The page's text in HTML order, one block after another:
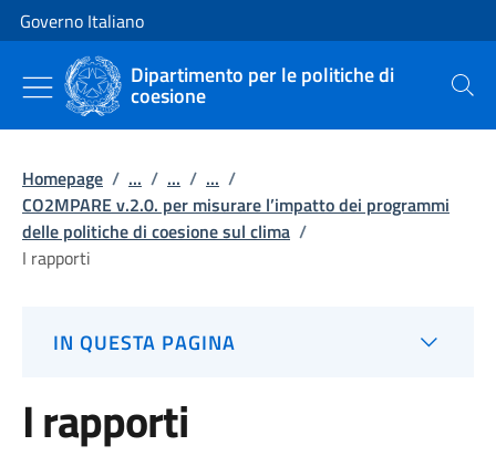
Vai al contenuto
Vai alla navigazione del sito
Governo Italiano
Dipartimento per le politiche di
coesione Cerca
Homepage / ... / ... / ... /
CO2MPARE v.2.0. per misurare l’impatto dei programmi
delle politiche di coesione sul clima /
I rapporti
IN QUESTA PAGINA
I rapporti